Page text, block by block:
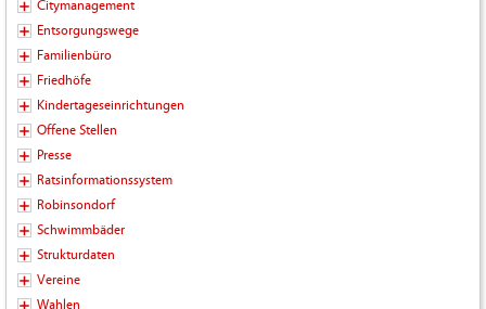
Citymanagement
Entsorgungswege
Familienbüro
Friedhöfe
Kindertageseinrichtungen
Offene Stellen
Presse
Ratsinformationssystem
Robinsondorf
Schwimmbäder
Strukturdaten
Vereine
Wahlen